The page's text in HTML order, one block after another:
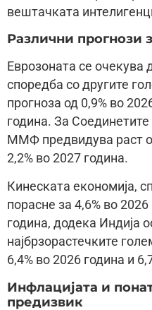
вештачката
Различни прогнози
Еврозоната се очекува
споредба со другите
прогноза од 0,9% во
година. За
ММФ предвидува раст
2,2% во 2027 година.
Кинеската економија,
порасне за 4,6% во
година, додека Индија
најбрзорастечките
6,4% во 2026 година и
Инфлацијата и
предизвик